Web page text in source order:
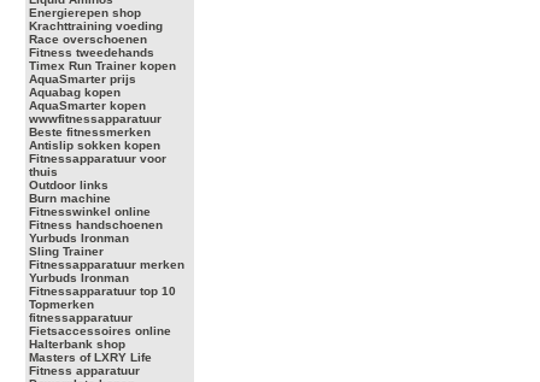
Energierepen shop
Krachttraining voeding
Race overschoenen
Fitness tweedehands
Timex Run Trainer kopen
AquaSmarter prijs
Aquabag kopen
AquaSmarter kopen
wwwfitnessapparatuur
Beste fitnessmerken
Antislip sokken kopen
Fitnessapparatuur voor
thuis
Outdoor links
Burn machine
Fitnesswinkel online
Fitness handschoenen
Yurbuds Ironman
Sling Trainer
Fitnessapparatuur merken
Yurbuds Ironman
Fitnessapparatuur top 10
Topmerken
fitnessapparatuur
Fietsaccessoires online
Halterbank shop
Masters of LXRY Life
Fitness apparatuur